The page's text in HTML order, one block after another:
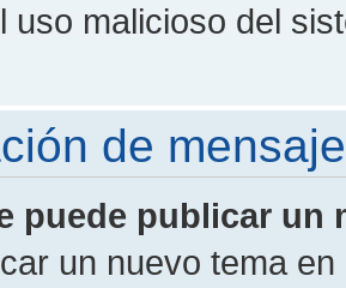
uso malicioso del
de
puede publicar un
un nuevo tema